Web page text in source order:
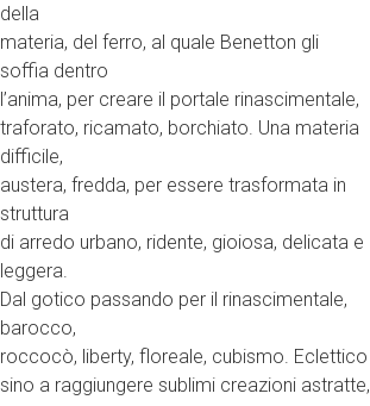
della
materia, del ferro, al quale Benetton gli
soffia dentro
l’anima, per creare il portale rinascimentale,
traforato, ricamato, borchiato. Una materia
difficile,
austera, fredda, per essere trasformata in
struttura
di arredo urbano, ridente, gioiosa, delicata e
leggera.
Dal gotico passando per il rinascimentale,
barocco,
roccocò, liberty, floreale, cubismo. Eclettico
sino a raggiungere sublimi creazioni astratte,